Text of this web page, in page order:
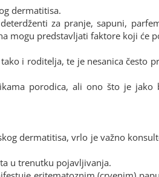
dermatitisa.
za pranje, sapuni,
mogu predstavljati faktore koji će
i roditelja, te je nesanica često
porodica, ali ono što je jako
dermatitisa, vrlo je važno
u trenutku pojavljivanja.